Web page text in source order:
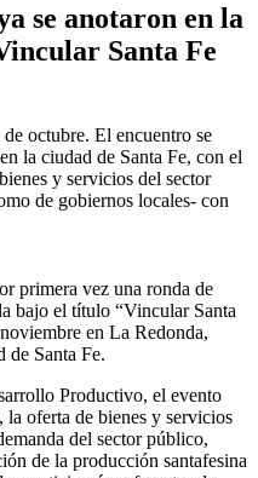
se anotaron en la
Santa Fe
octubre. El encuentro se
la ciudad de Santa Fe, con el
y servicios del sector
de gobiernos locales- con
primera vez una ronda de
bajo el título “Vincular Santa
en La Redonda,
de Santa Fe.
Productivo, el evento
la oferta de bienes y servicios
del sector público,
de la producción santafesina